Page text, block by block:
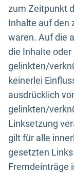
zum Zeitpunkt
Inhalte auf den
waren. Auf die
die Inhalte
gelinkten/
keinerlei
ausdrücklich
gelinkten/
Linksetzung
gilt für alle
gesetzten
Fremdeinträge